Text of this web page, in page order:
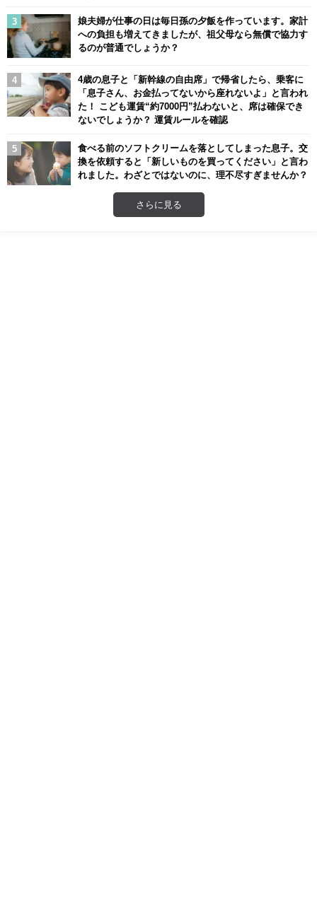
娘夫婦が仕事の日は毎日孫の夕飯を作っています。家計
への負担も増えてきましたが、祖父母なら無償で協力す
るのが普通でしょうか？
4歳の息子と「新幹線の自由席」で帰省したら、乗客に
「息子さん、お金払ってないから座れないよ」と言われ
た！ こども運賃“約7000円”払わないと、席は確保でき
ないでしょうか？ 運賃ルールを確認
食べる前のソフトクリームを落としてしまった息子。交
換を依頼すると「新しいものを買ってください」と言わ
れました。わざとではないのに、理不尽すぎませんか？
さらに見る